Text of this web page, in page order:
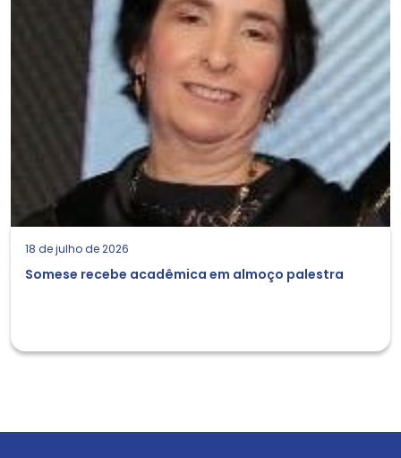
18 de julho de 2026
Somese recebe acadêmica em almoço palestra